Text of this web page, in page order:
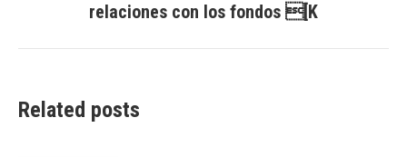
post:
relaciones con los fondos [K
Related posts